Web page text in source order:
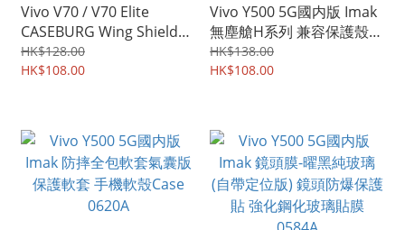
Vivo V70 / V70 Elite
CASEBURG Wing Shield
磁貼環 磁吸環 四邊全包手
機保護殼 手機套 3898A
HK$128.00
HK$108.00
Vivo Y500 5G國内版 Imak
無塵艙H系列 兼容保護殼
支持指紋解鎖 屏幕防爆 強
化玻璃保護貼 鋼化玻璃膜
HK$138.00
HK$108.00